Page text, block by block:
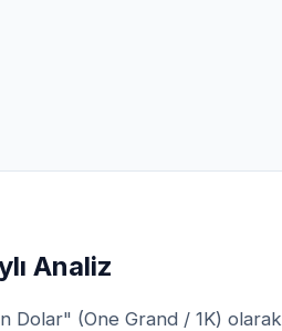
Analiz
Dolar" (One Grand / 1K) olarak